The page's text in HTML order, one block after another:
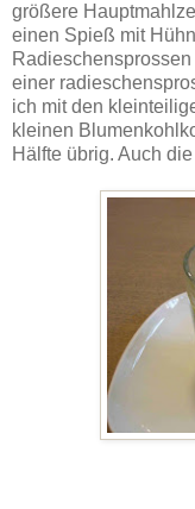
größere
einen Spieß mit
einer
ich mit den
kleinen
Hälfte übrig. Auch